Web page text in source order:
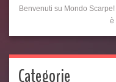
Benvenuti su Mondo
è
Categorie